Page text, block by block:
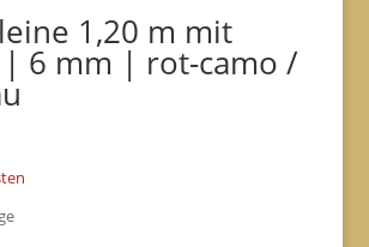
1,20 m mit
6 mm | rot-camo /